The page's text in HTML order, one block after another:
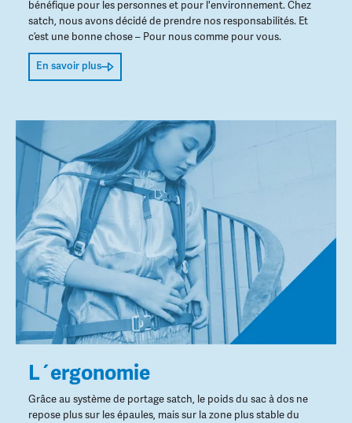
bénéfique pour les personnes et pour l'environnement. Chez
satch, nous avons décidé de prendre nos responsabilités. Et
c’est une bonne chose – Pour nous comme pour vous.
En savoir plus
L´ergonomie
Grâce au système de portage satch, le poids du sac à dos ne
repose plus sur les épaules, mais sur la zone plus stable du